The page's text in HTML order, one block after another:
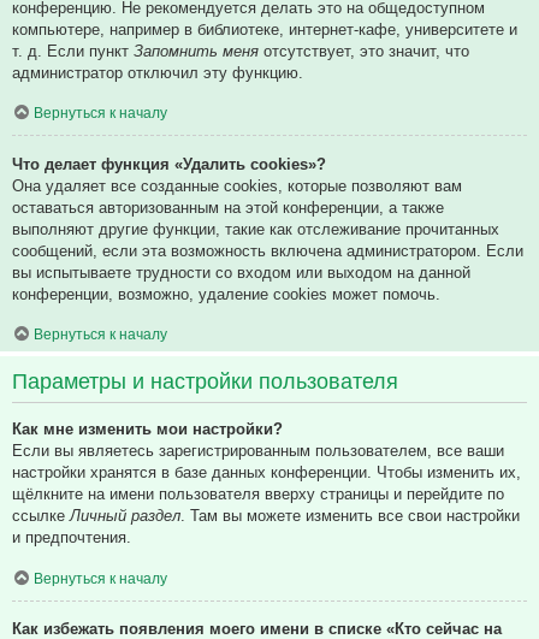
конференцию. Не рекомендуется делать это на общедоступном
компьютере, например в библиотеке, интернет-кафе, университете и
т. д. Если пункт Запомнить меня отсутствует, это значит, что
администратор отключил эту функцию.
Вернуться к началу
Что делает функция «Удалить cookies»?
Она удаляет все созданные cookies, которые позволяют вам
оставаться авторизованным на этой конференции, а также
выполняют другие функции, такие как отслеживание прочитанных
сообщений, если эта возможность включена администратором. Если
вы испытываете трудности со входом или выходом на данной
конференции, возможно, удаление cookies может помочь.
Вернуться к началу
Параметры и настройки пользователя
Как мне изменить мои настройки?
Если вы являетесь зарегистрированным пользователем, все ваши
настройки хранятся в базе данных конференции. Чтобы изменить их,
щёлкните на имени пользователя вверху страницы и перейдите по
ссылке Личный раздел . Там вы можете изменить все свои настройки
и предпочтения.
Вернуться к началу
Как избежать появления моего имени в списке «Кто сейчас на